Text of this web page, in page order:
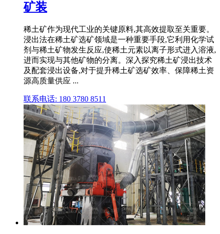
矿装
稀土矿作为现代工业的关键原料,其高效提取至关重要。
浸出法在稀土矿选矿领域是一种重要手段,它利用化学试
剂与稀土矿物发生反应,使稀土元素以离子形式进入溶液,
进而实现与其他矿物的分离。深入探究稀土矿浸出技术
及配套浸出设备,对于提升稀土矿选矿效率、保障稀土资
源高质量供应 ...
联系电话: 180 3780 8511